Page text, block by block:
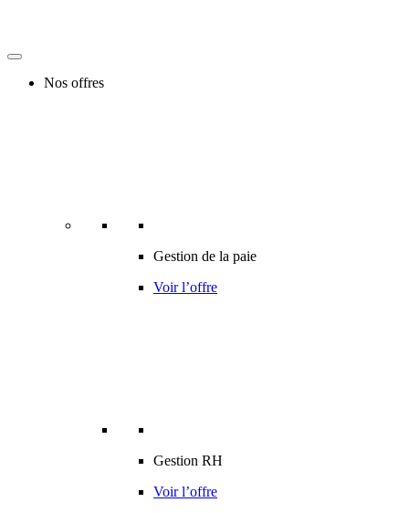
Nos offres
Gestion de la paie
Voir l’offre
Gestion RH
Voir l’offre